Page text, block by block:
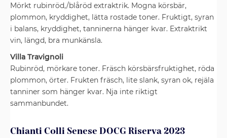
Mörkt rubinröd,/blåröd extraktrik. Mogna körsbär,
plommon, kryddighet, lätta rostade toner. Fruktigt, syran
i balans, kryddighet, tanninerna hänger kvar. Extraktrikt
vin, längd, bra munkänsla.
Villa Travignoli
Rubinröd, mörkare toner. Fräsch körsbärsfruktighet, röda
plommon, örter. Frukten fräsch, lite slank, syran ok, rejäla
tanniner som hänger kvar. Nja inte riktigt
sammanbundet.
Chianti Colli Senese DOCG Riserva 2023